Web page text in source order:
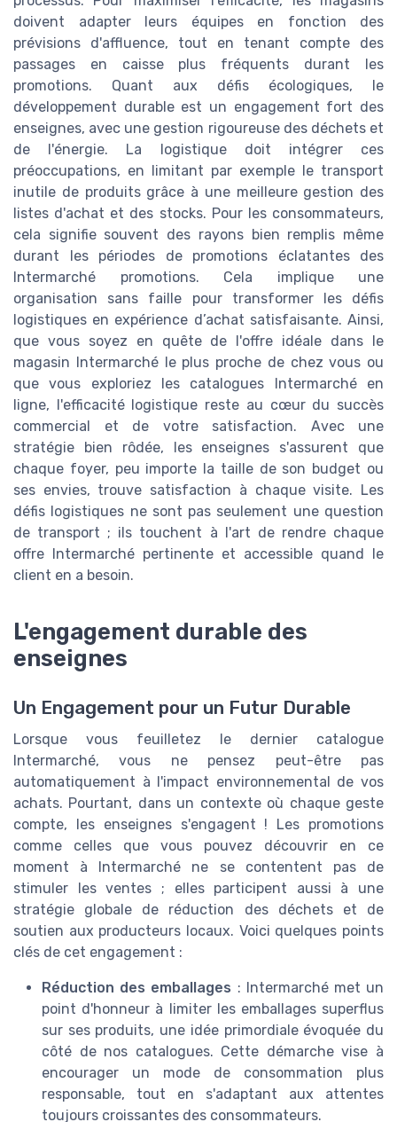
doivent adapter leurs équipes en fonction des
prévisions d'affluence, tout en tenant compte des
passages en caisse plus fréquents durant les
promotions. Quant aux défis écologiques, le
développement durable est un engagement fort des
enseignes, avec une gestion rigoureuse des déchets et
de l'énergie. La logistique doit intégrer ces
préoccupations, en limitant par exemple le transport
inutile de produits grâce à une meilleure gestion des
listes d'achat et des stocks. Pour les consommateurs,
cela signifie souvent des rayons bien remplis même
durant les périodes de promotions éclatantes des
Intermarché promotions. Cela implique une
organisation sans faille pour transformer les défis
logistiques en expérience d’achat satisfaisante. Ainsi,
que vous soyez en quête de l'offre idéale dans le
magasin Intermarché le plus proche de chez vous ou
que vous exploriez les catalogues Intermarché en
ligne, l'efficacité logistique reste au cœur du succès
commercial et de votre satisfaction. Avec une
stratégie bien rôdée, les enseignes s'assurent que
chaque foyer, peu importe la taille de son budget ou
ses envies, trouve satisfaction à chaque visite. Les
défis logistiques ne sont pas seulement une question
de transport ; ils touchent à l'art de rendre chaque
offre Intermarché pertinente et accessible quand le
client en a besoin.
L'engagement durable des
enseignes
Un Engagement pour un Futur Durable
Lorsque vous feuilletez le dernier catalogue
Intermarché, vous ne pensez peut-être pas
automatiquement à l'impact environnemental de vos
achats. Pourtant, dans un contexte où chaque geste
compte, les enseignes s'engagent ! Les promotions
comme celles que vous pouvez découvrir en ce
moment à Intermarché ne se contentent pas de
stimuler les ventes ; elles participent aussi à une
stratégie globale de réduction des déchets et de
soutien aux producteurs locaux. Voici quelques points
clés de cet engagement :
Réduction des emballages : Intermarché met un
point d'honneur à limiter les emballages superflus
sur ses produits, une idée primordiale évoquée du
côté de nos catalogues. Cette démarche vise à
encourager un mode de consommation plus
responsable, tout en s'adaptant aux attentes
toujours croissantes des consommateurs.